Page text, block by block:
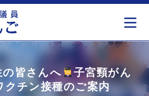
の皆さんへ
子宮頸がん
クチン接種のご案内